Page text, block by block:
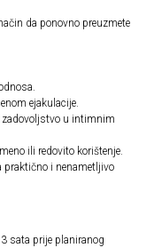
da ponovno preuzmete
ejakulacije.
u intimnim
ili redovito korištenje.
praktično i nenametljivo
sata prije planiranog